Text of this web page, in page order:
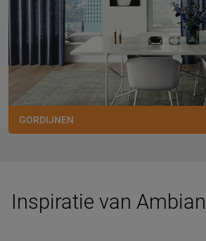
GORDIJNEN
Inspiratie van